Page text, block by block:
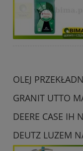
OLEJ
GRANIT UTTO
DEERE CASE IH
DEUTZ LUZEM